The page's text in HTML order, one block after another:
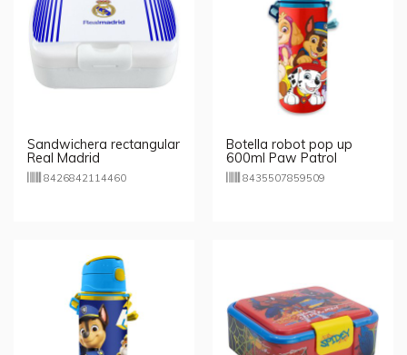
Sandwichera rectangular
Real Madrid
8426842114460
Botella robot pop up
600ml Paw Patrol
8435507859509